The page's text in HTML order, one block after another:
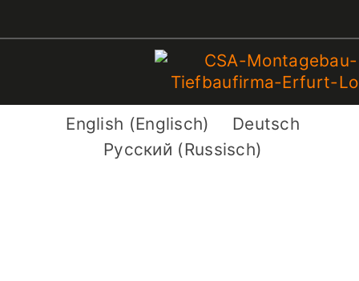
English (Englisch)
Deutsch
Русский (Russisch)